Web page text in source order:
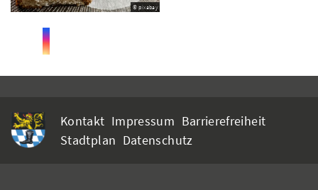
© pixabay
Kontakt Impressum Barrierefreiheit
Stadtplan Datenschutz